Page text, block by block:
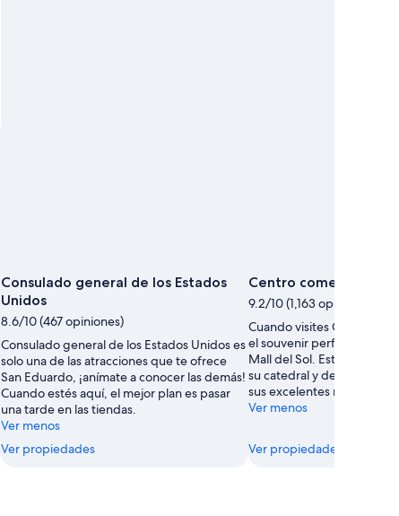
Consulado general de los Estados
Unidos
8.6/10 (467 opiniones)
Consulado general de los Estados Unidos es
solo una de las atracciones que te ofrece
San Eduardo, ¡anímate a conocer las demás!
Cuando estés aquí, el mejor plan es pasar
una tarde en las tiendas.
Ver menos
Ver propiedades
Centro comercial
9.2/10 (1,163 opiniones)
Cuando visites Guayaquil,
el souvenir perfecto en
Mall del Sol. Esta zona te
su catedral y descubrir
sus excelentes
Ver menos
Ver propiedades